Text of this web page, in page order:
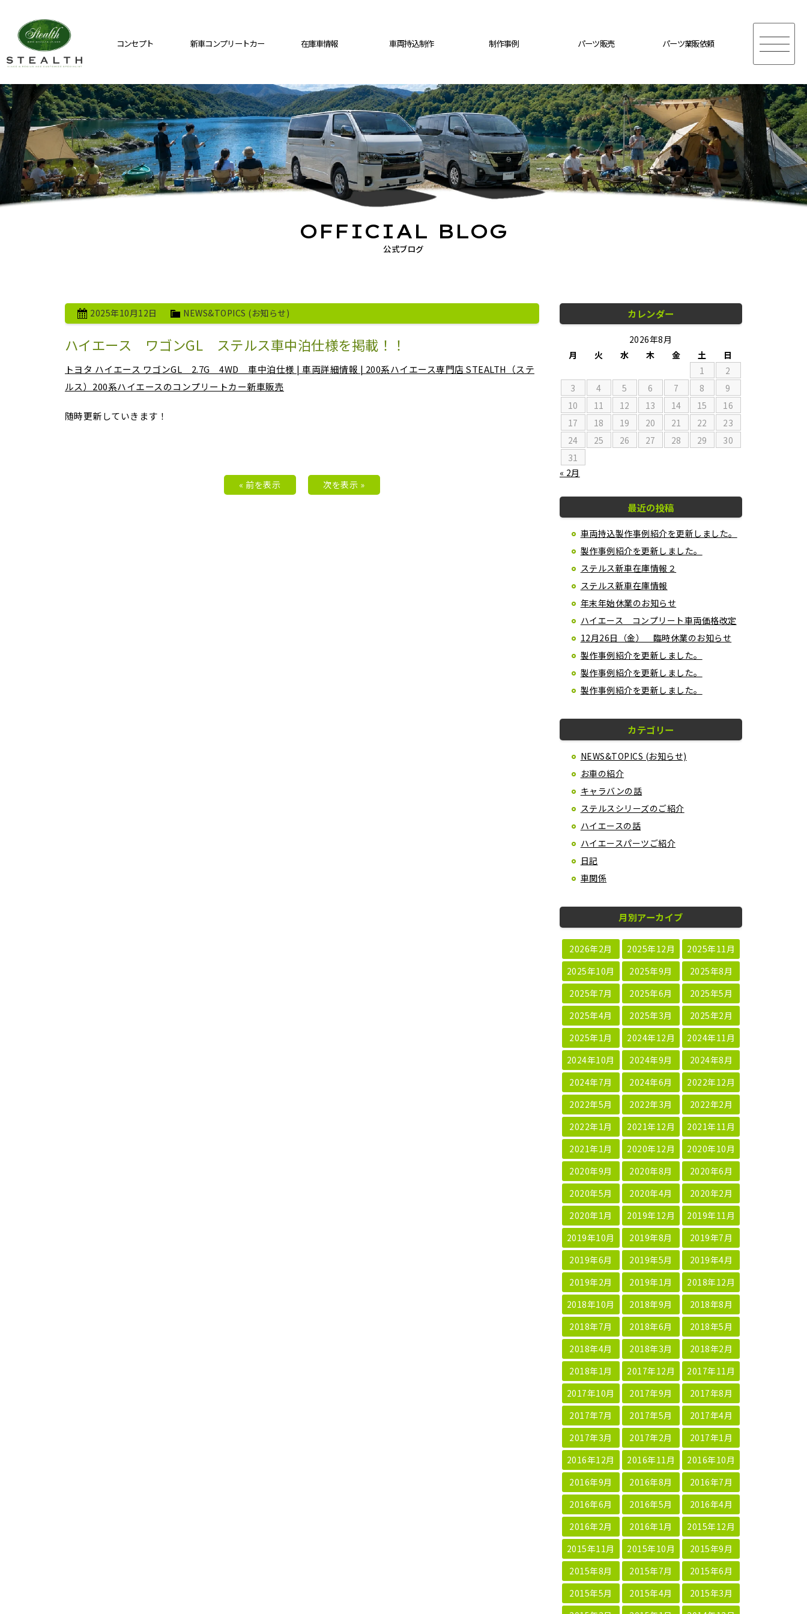
コンセプト 新車コンプリートカー 在庫車情報 車両持込制作 制作事例 パーツ販売 パーツ業販依頼
公式ブログ
OFFICIAL BLOG
2025年10月12日 NEWS&TOPICS (お知らせ)
ハイエース ワゴンGL ステルス車中泊仕様を掲載！！
トヨタ ハイエース ワゴンGL 2.7G 4WD 車中泊仕様 | 車両詳細情報 | 200系ハイエース専門店 STEALTH（ステ
ルス）200系ハイエースのコンプリートカー新車販売
随時更新していきます！
« 前を表示 次を表示 »
カレンダー
2026年8月
月
火 水 木 金 土
日
1
2
3
4 5 6 7 8
9
10
11 12 13 14 15
16
17
18 19 20 21 22
23
24
25 26 27 28 29
30
31
« 2月
最近の投稿
車両持込製作事例紹介を更新しました。
製作事例紹介を更新しました。
ステルス新車在庫情報２
ステルス新車在庫情報
年末年始休業のお知らせ
ハイエース コンプリート車両価格改定
12月26日（金） 臨時休業のお知らせ
製作事例紹介を更新しました。
製作事例紹介を更新しました。
製作事例紹介を更新しました。
カテゴリー
NEWS&TOPICS (お知らせ)
お車の紹介
キャラバンの話
ステルスシリーズのご紹介
ハイエースの話
ハイエースパーツご紹介
日記
車関係
月別アーカイブ
2026年2月 2025年12月
2025年11月
2025年10月
2025年9月
2025年8月
2025年7月
2025年6月
2025年5月
2025年4月
2025年3月
2025年2月
2025年1月
2024年12月
2024年11月
2024年10月
2024年9月
2024年8月
2024年7月
2024年6月
2022年12月
2022年5月
2022年3月
2022年2月
2022年1月
2021年12月
2021年11月
2021年1月
2020年12月
2020年10月
2020年9月
2020年8月
2020年6月
2020年5月
2020年4月
2020年2月
2020年1月
2019年12月
2019年11月
2019年10月
2019年8月
2019年7月
2019年6月
2019年5月
2019年4月
2019年2月
2019年1月
2018年12月
2018年10月
2018年9月
2018年8月
2018年7月
2018年6月
2018年5月
2018年4月
2018年3月
2018年2月
2018年1月
2017年12月
2017年11月
2017年10月
2017年9月
2017年8月
2017年7月
2017年5月
2017年4月
2017年3月
2017年2月
2017年1月
2016年12月
2016年11月
2016年10月
2016年9月
2016年8月
2016年7月
2016年6月
2016年5月
2016年4月
2016年2月
2016年1月
2015年12月
2015年11月
2015年10月
2015年9月
2015年8月
2015年7月
2015年6月
2015年5月
2015年4月
2015年3月